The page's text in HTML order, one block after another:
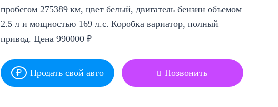
пробегом 275389 км, цвет белый, двигатель бензин объемом
2.5 л и мощностью 169 л.с. Коробка вариатор, полный
привод. Цена 990000 ₽
Продать свой авто Позвонить